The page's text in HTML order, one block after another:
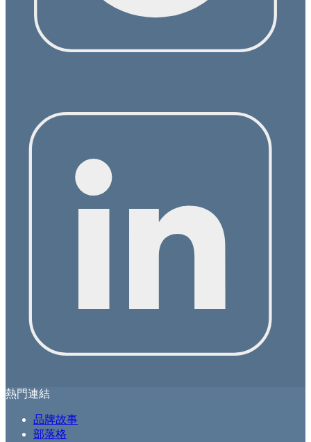
熱門連結
品牌故事
部落格